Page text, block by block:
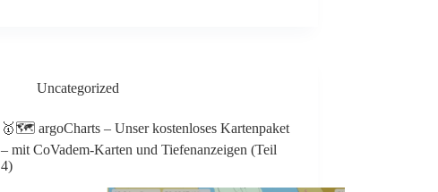
Uncategorized
🥇🗺️ argoCharts – Unser kostenloses Kartenpaket
– mit CoVadem-Karten und Tiefenanzeigen (Teil
4)